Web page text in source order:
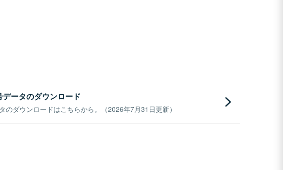
データのダウンロード
のダウンロードはこちらから。（2026年7月31日更新）